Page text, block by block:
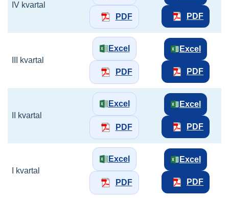
IV kvartal
PDF PDF
III kvartal
Excel
PDF
Excel
PDF
II kvartal
Excel
PDF
Excel
PDF
I kvartal
Excel
PDF
Excel
PDF